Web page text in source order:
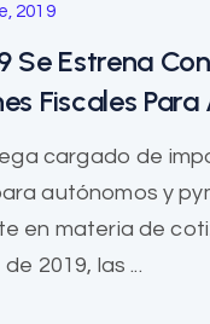
2019
Se Estrena
Fiscales
cargado de
autónomos y
en materia de
2019, las ...